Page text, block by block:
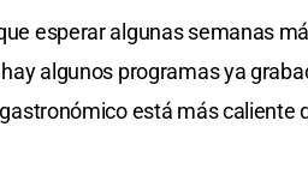
esperar algunas semanas
algunos programas ya
está más caliente